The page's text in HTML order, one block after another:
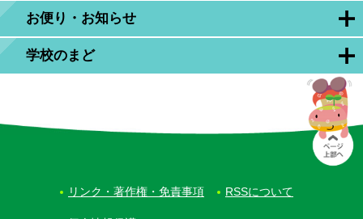
お便り・お知らせ
学校のまど
リンク・著作権・免責事項 RSSについて